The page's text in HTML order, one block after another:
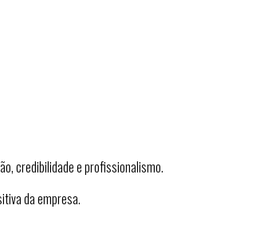
credibilidade e profissionalismo.
da empresa.